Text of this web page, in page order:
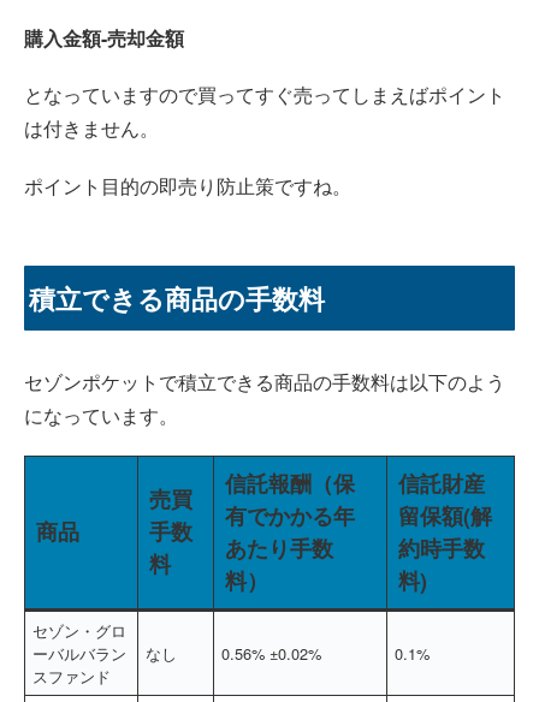
購入金額-売却金額
となっていますので買ってすぐ売ってしまえばポイント
は付きません。
ポイント目的の即売り防止策ですね。
積立できる商品の手数料
セゾンポケットで積立できる商品の手数料は以下のよう
になっています。
商品
売買
手数
料
信託報酬（保
有でかかる年
あたり手数
料）
信託財産
留保額(解
約時手数
料)
セゾン・グロ
ーバルバラン
スファンド
なし 0.56% ±0.02% 0.1%